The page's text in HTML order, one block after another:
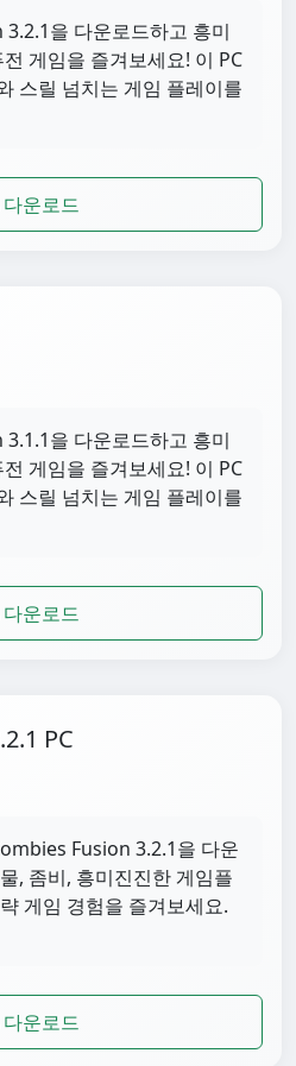
3.2.1을 다운로드하고 흥미
게임을 즐겨보세요! 이 PC
스릴 넘치는 게임 플레이를
다운로드
3.1.1을 다운로드하고 흥미
게임을 즐겨보세요! 이 PC
스릴 넘치는 게임 플레이를
다운로드
PC
Fusion 3.2.1을 다운
, 좀비, 흥미진진한 게임플
게임 경험을 즐겨보세요.
다운로드